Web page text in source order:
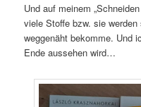
Und auf meinem
viele Stoffe bzw. sie
weggenäht bekomme. Und
Ende aussehen wird…